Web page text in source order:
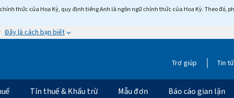
thức của Hoa Kỳ, quy định tiếng Anh là ngôn ngữ chính thức của Hoa Kỳ. Theo đó,
Đây là cách bạn biết
Trợ giúp Tin
Tín thuế & Khấu trừ Mẫu đơn Báo cáo gian lận